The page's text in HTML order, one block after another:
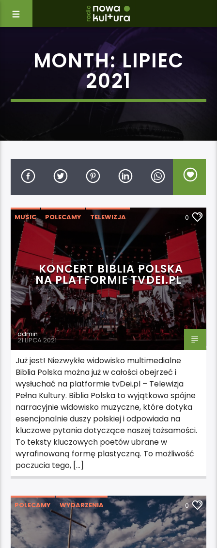
MONTH:LIPIEC
2021
MUSIC POLECAMY TELEWIZJA 0
KONCERT BIBLIA POLSKA
NA PLATFORMIE TVDEI.PL
admin
21 LIPCA 2021
Już jest! Niezwykłe widowisko multimedialne
Biblia Polska można już w całości obejrzeć i
wysłuchać na platformie tvDei.pl – Telewizja
Pełna Kultury. Biblia Polska to wyjątkowo spójne
narracyjnie widowisko muzyczne, które dotyka
esencjonalnie duszy polskiej i odpowiada na
kluczowe pytania dotyczące naszej tożsamości.
To teksty kluczowych poetów ubrane w
wyrafinowaną formę plastyczną. To możliwość
poczucia tego, […]
POLECAMY WYDARZENIA 0